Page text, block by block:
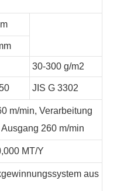
30-300 g/m2
JIS G 3302
m/min, Verarbeitung
260 m/min
MT/Y
aus